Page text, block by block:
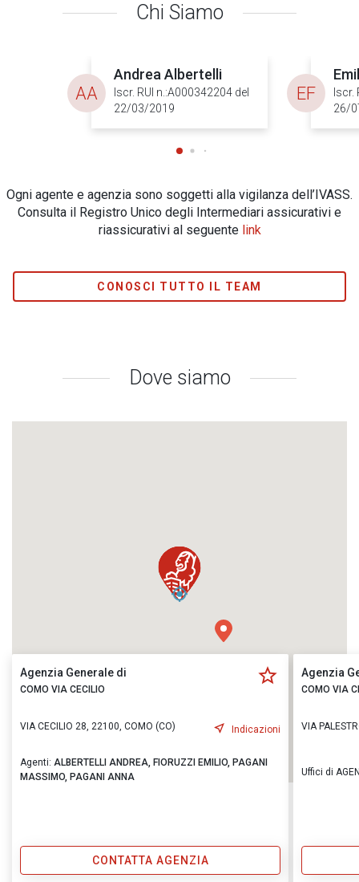
Chi Siamo
Andrea Albertelli
Iscr. RUI n.:A000342204 del
22/03/2019
AA
Iscr.
26/
EF
Ogni agente e agenzia sono soggetti alla vigilanza dell’IVASS.
Consulta il Registro Unico degli Intermediari assicurativi e
riassicurativi al seguente link
CONOSCI TUTTO IL TEAM
Dove siamo
Agenzia Generale di
COMO VIA CECILIO
VIA CECILIO 28, 22100, COMO (CO) Indicazioni
Agenti: ALBERTELLI ANDREA, FIORUZZI EMILIO, PAGANI
MASSIMO, PAGANI ANNA
CONTATTA AGENZIA
Agenzia
COMO VIA
VIA
Uffici di